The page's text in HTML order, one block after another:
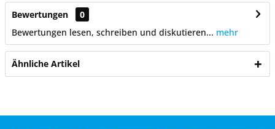
Bewertungen
0
Bewertungen lesen, schreiben und diskutieren... mehr
Ähnliche Artikel